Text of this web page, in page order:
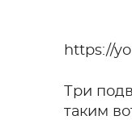
https://
Три
таким